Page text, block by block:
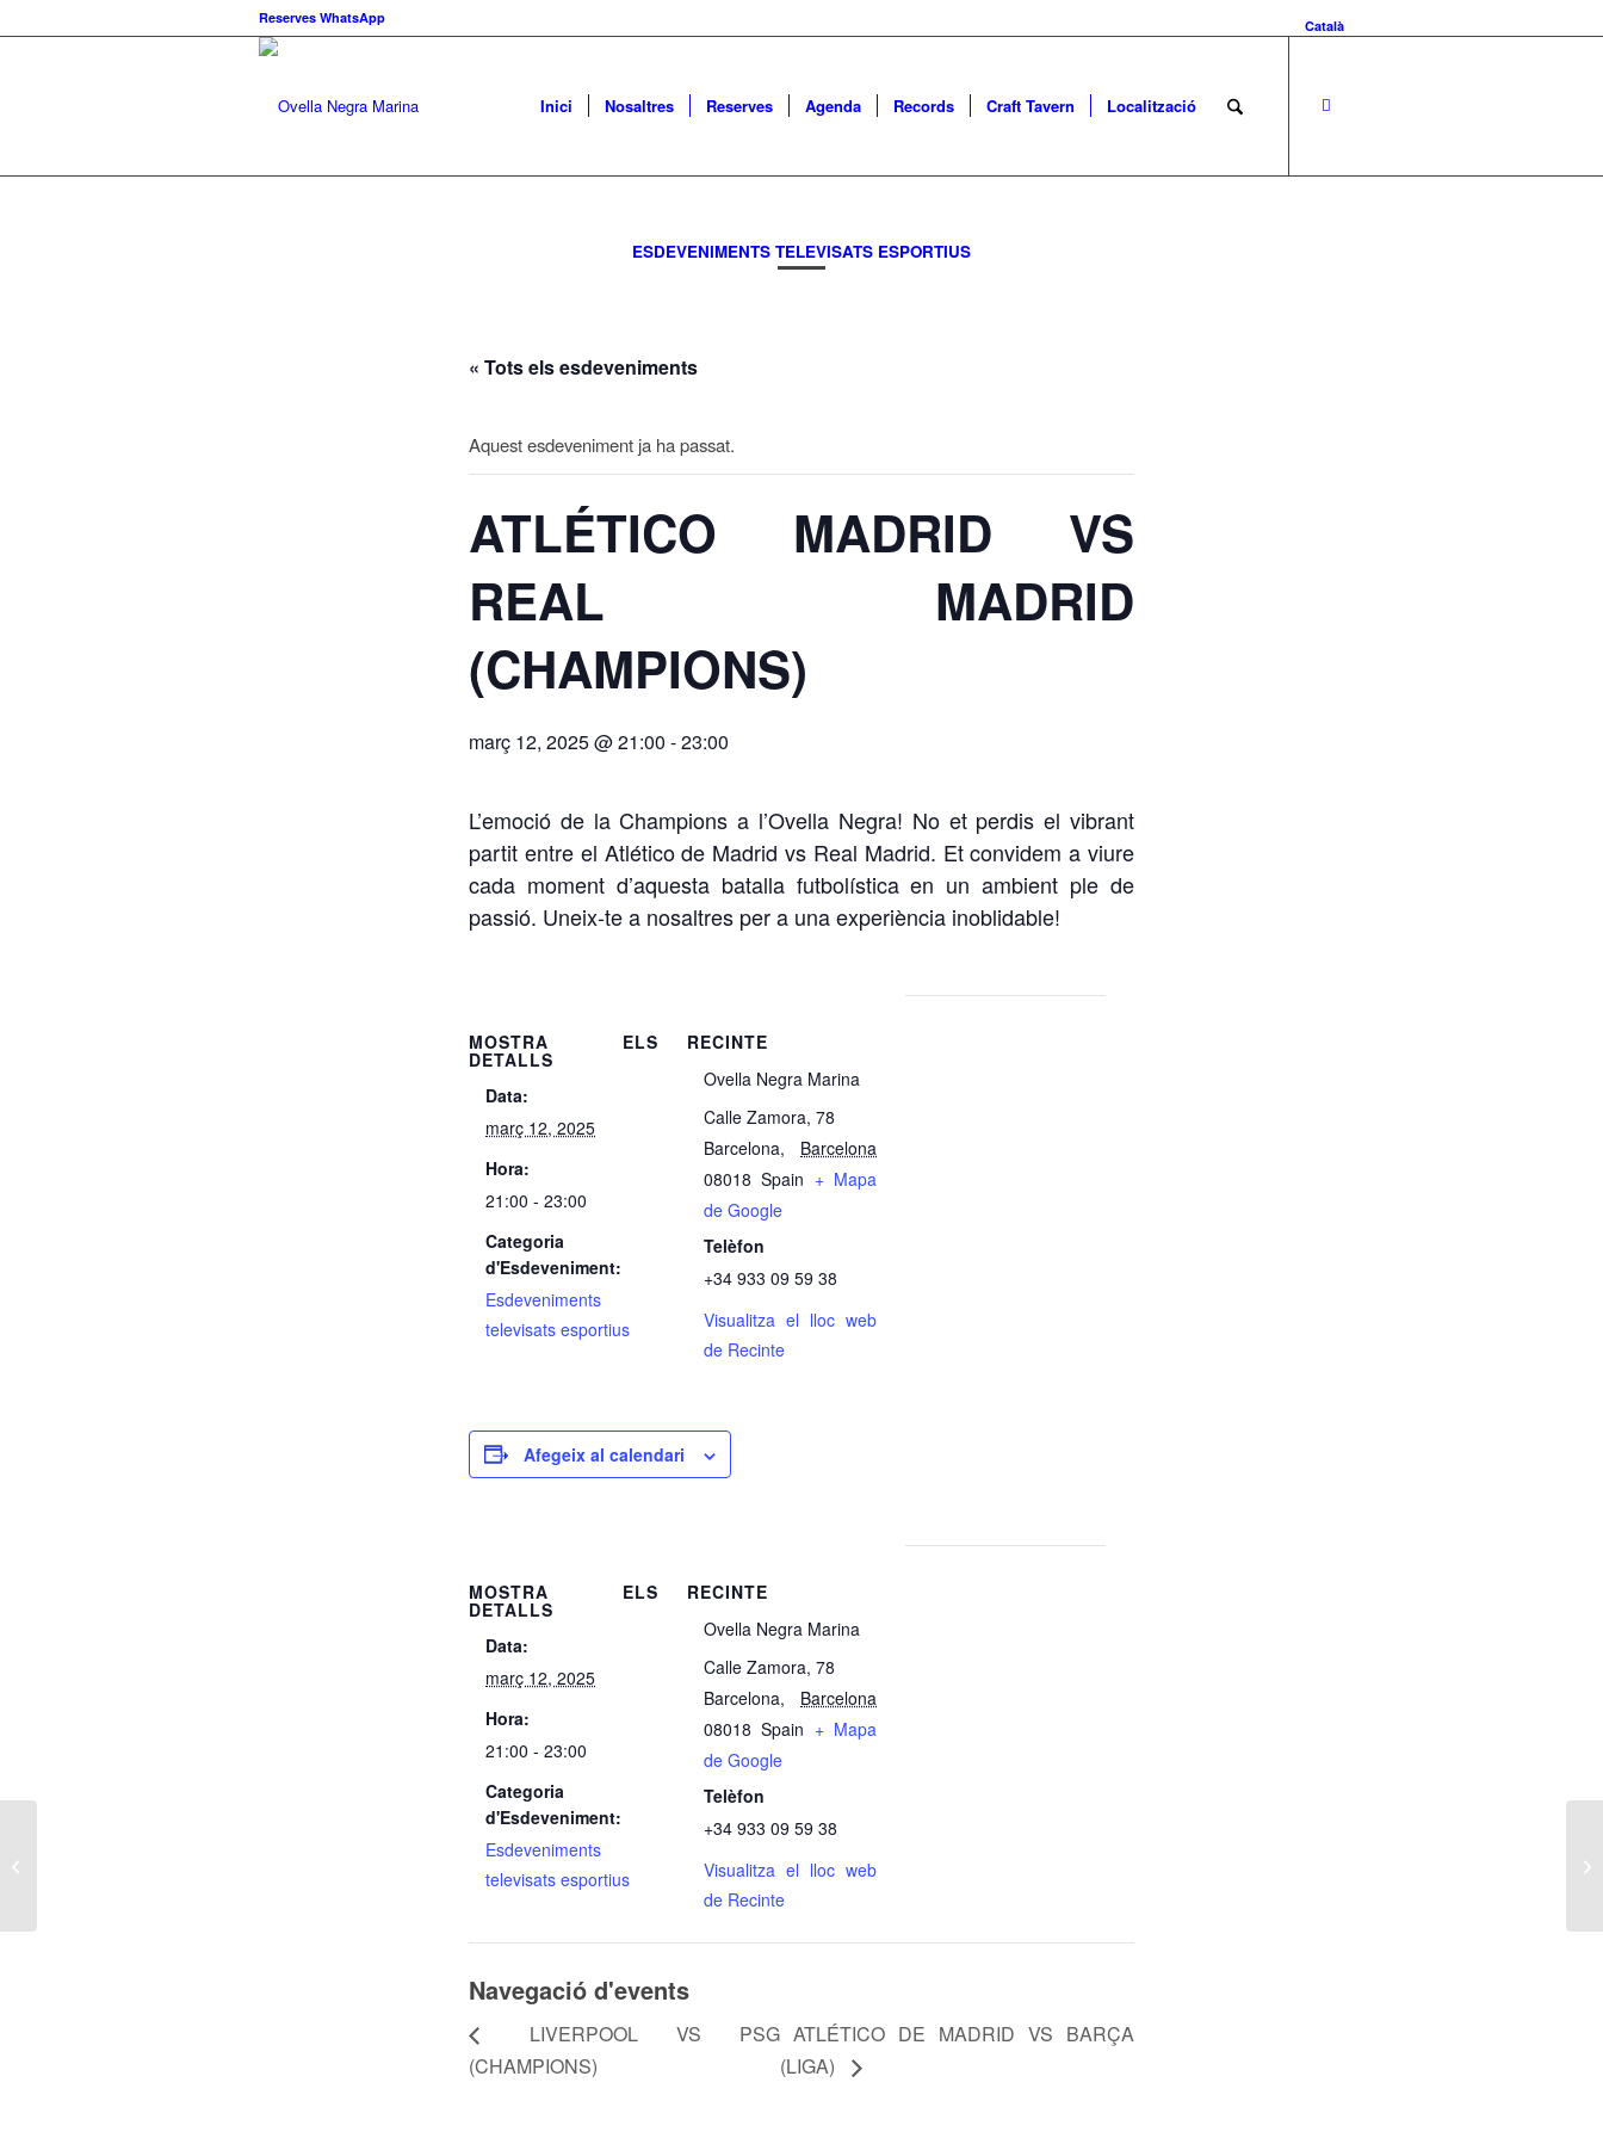
Català
Reserves WhatsApp
Inici Nosaltres Reserves Agenda Records Craft Tavern Localització
ESDEVENIMENTS TELEVISATS ESPORTIUS
« Tots els esdeveniments
Aquest esdeveniment ja ha passat.
ATLÉTICO MADRID VS
REAL MADRID
(CHAMPIONS)
març 12, 2025 @ 21:00 -23:00
L’emoció de la Champions a l’Ovella Negra! No et perdis el vibrant
partit entre el Atlético de Madrid vs Real Madrid. Et convidem a viure
cada moment d’aquesta batalla futbolística en un ambient ple de
passió. Uneix-te a nosaltres per a una experiència inoblidable!
MOSTRA ELS
DETALLS
Data:
març 12, 2025
Hora:
21:00 - 23:00
Categoria
d'Esdeveniment:
Esdeveniments
televisats esportius
RECINTE
Ovella Negra Marina
Calle Zamora, 78
Barcelona,
Barcelona
08018 Spain + Mapa
de Google
Telèfon
+34 933 09 59 38
Visualitza el lloc web
de Recinte
Afegeix al calendari
MOSTRA ELS
DETALLS
Data:
març 12, 2025
Hora:
21:00 - 23:00
Categoria
d'Esdeveniment:
Esdeveniments
televisats esportius
RECINTE
Ovella Negra Marina
Calle Zamora, 78
Barcelona,
Barcelona
08018 Spain + Mapa
de Google
Telèfon
+34 933 09 59 38
Visualitza el lloc web
de Recinte
Navegació d'events
LIVERPOOL VS PSG
(CHAMPIONS)
ATLÉTICO DE MADRID VS BARÇA
(LIGA)